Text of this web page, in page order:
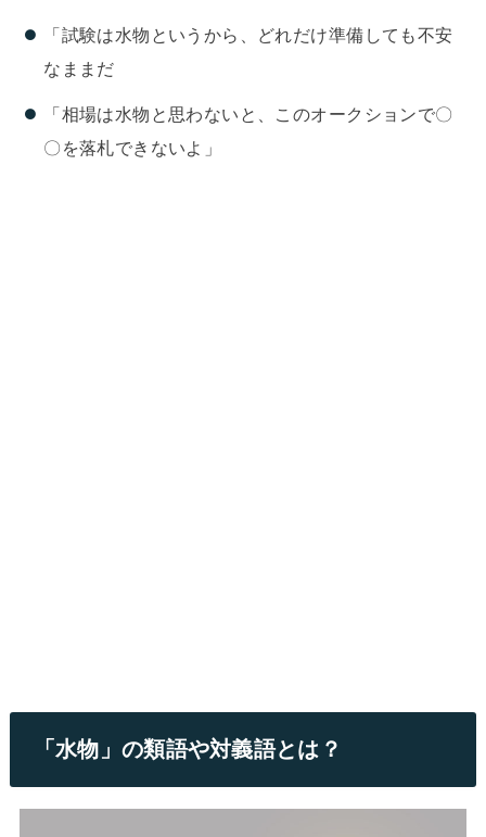
「試験は水物というから、どれだけ準備しても不安
なままだ
「相場は水物と思わないと、このオークションで〇
〇を落札できないよ」
「水物」の類語や対義語とは？